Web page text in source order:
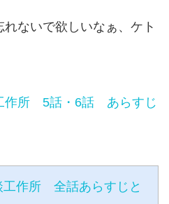
ないで欲しいなぁ、ケト
作所 5話・6話 あらすじ
工作所 全話あらすじと